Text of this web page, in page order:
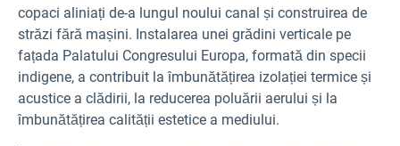
copaci aliniați de-a lungul noului canal și construirea de
străzi fără mașini. Instalarea unei grădini verticale pe
fațada Palatului Congresului Europa, formată din specii
indigene, a contribuit la îmbunătățirea izolației termice și
acustice a clădirii, la reducerea poluării aerului și la
îmbunătățirea calității estetice a mediului.